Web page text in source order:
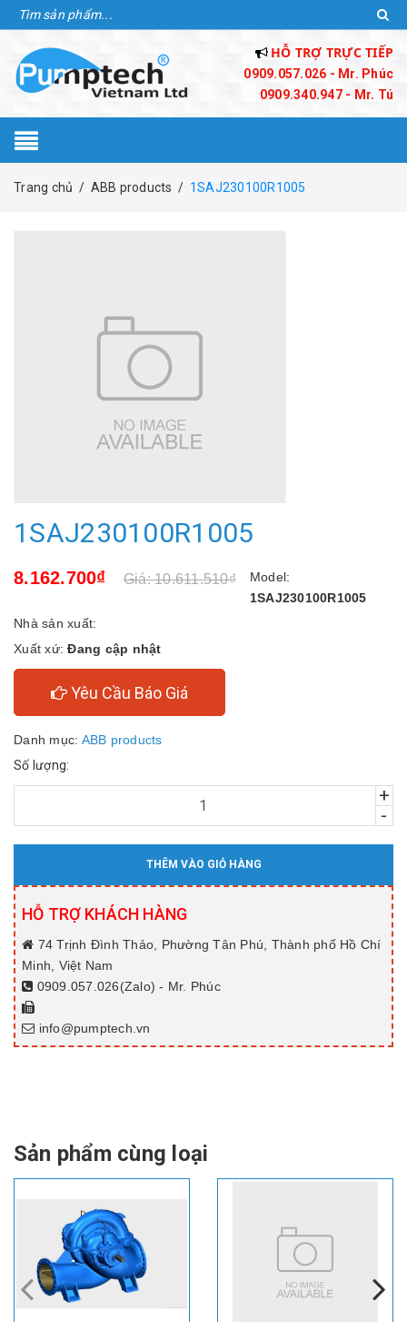
HỖ TRỢ TRỰC TIẾP
0909.057.026 - Mr. Phúc
0909.340.947 - Mr. Tú
Trang chủ / ABB products / 1SAJ230100R1005
1SAJ230100R1005
8.162.700₫ Giá: 10.611.510₫
Model:
1SAJ230100R1005
Nhà sản xuất:
Xuất xứ:Đang cập nhật
Yêu Cầu Báo Giá
Danh mục: ABB products
Số lượng:
+
-
THÊM VÀO GIỎ HÀNG
HỖ TRỢ KHÁCH HÀNG
74 Trịnh Đình Thảo, Phường Tân Phú, Thành phố Hồ Chí
Minh, Việt Nam
0909.057.026(Zalo) - Mr. Phúc
info@pumptech.vn
Sản phẩm cùng loại